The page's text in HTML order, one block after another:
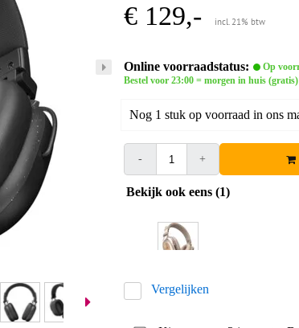
€ 129,- incl. 21% btw
Online voorraadstatus:
Op
Bestel voor 23:00 = morgen in huis (gratis)
Nog 1 stuk op voorraad in ons
- +
Bekijk ook eens (1)
Vergelijken